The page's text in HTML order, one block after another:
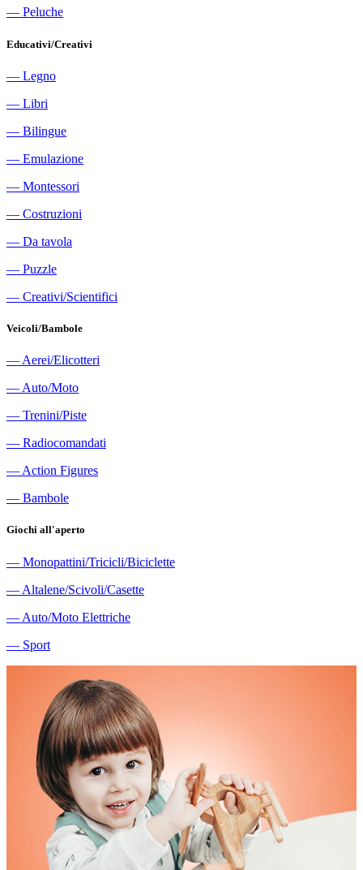
― Peluche
Educativi/Creativi
― Legno
― Libri
― Bilingue
― Emulazione
― Montessori
― Costruzioni
― Da tavola
― Puzzle
― Creativi/Scientifici
Veicoli/Bambole
― Aerei/Elicotteri
― Auto/Moto
― Trenini/Piste
― Radiocomandati
― Action Figures
― Bambole
Giochi all'aperto
― Monopattini/Tricicli/Biciclette
― Altalene/Scivoli/Casette
― Auto/Moto Elettriche
― Sport